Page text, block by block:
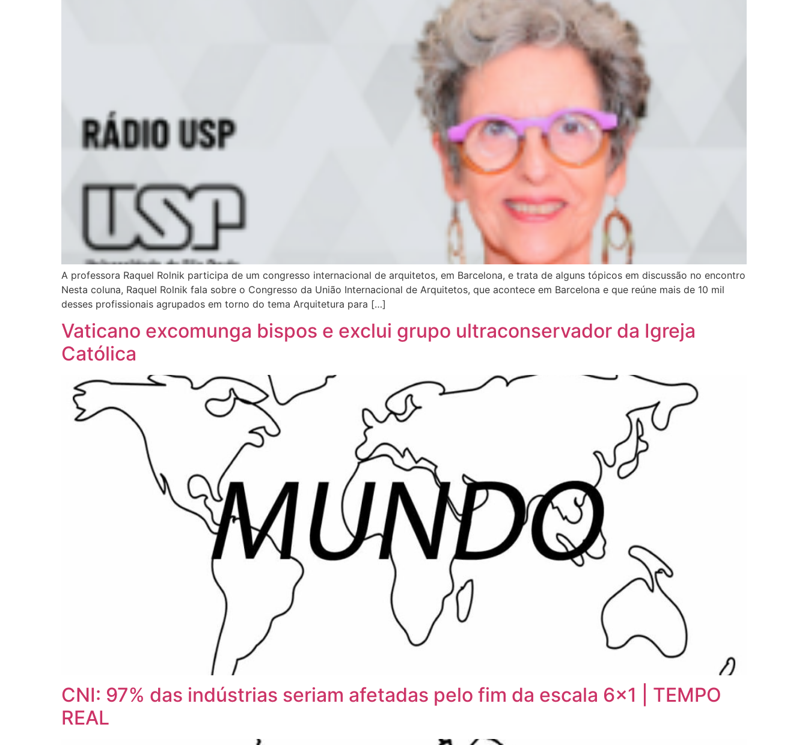
A professora Raquel Rolnik participa de um congresso internacional de arquitetos, em Barcelona, e trata de alguns tópicos em discussão no encontro
Nesta coluna, Raquel Rolnik fala sobre o Congresso da União Internacional de Arquitetos, que acontece em Barcelona e que reúne mais de 10 mil
desses profissionais agrupados em torno do tema Arquitetura para […]
Vaticano excomunga bispos e exclui grupo ultraconservador da Igreja
Católica
CNI: 97% das indústrias seriam afetadas pelo fim da escala 6×1 | TEMPO
REAL